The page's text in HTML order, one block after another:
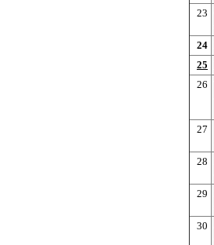
23
24
25
26
27
28
29
30